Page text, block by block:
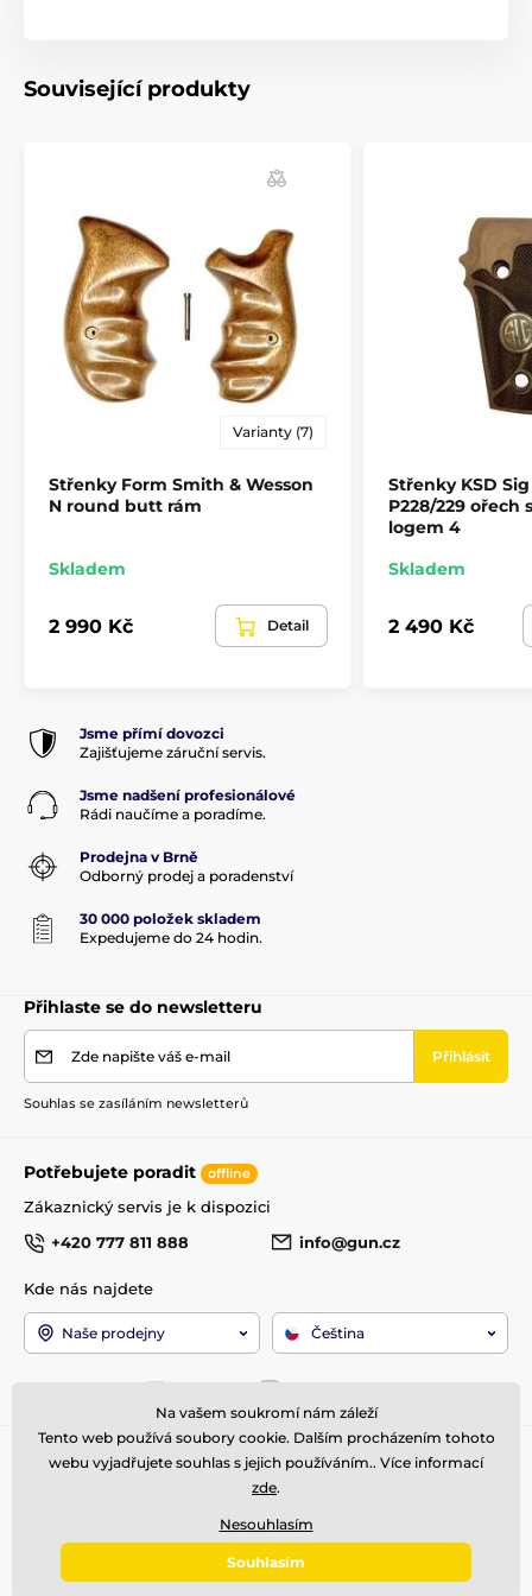
doplňky.
Produkt je zařazen v kategoriích
Příslušenství Pažby, pažbičky a střenky
Střenky pro pistole
Související produkty
Varianty (7)
Střenky Form Smith & Wesson
N round butt rám
Skladem
2 990 Kč Detail
Střenky KSD
P228/229 ořech
logem 4
Skladem
2 490 Kč
Jsme přímí dovozci
Zajišťujeme záruční servis.
Jsme nadšení profesionálové
Rádi naučíme a poradíme.
Prodejna v Brně
Odborný prodej a poradenství
30 000 položek skladem
Expedujeme do 24 hodin.
Přihlaste se do newsletteru
Zde napište váš e-mail Přihlásit
Souhlas se zasíláním newsletterů
Potřebujete poradit offline
Zákaznický servis je k dispozici
+420 777 811 888
info@gun.cz
Kde nás najdete
Naše prodejny Čeština
Pro zákazníky
Reklamace
Kontakty
Top kategorie
Zbraně
Optika
Příslušenství
Na vašem soukromí nám záleží
Tento web používá soubory cookie. Dalším procházením tohoto
webu vyjadřujete souhlas s jejich používáním.. Více informací
zde.
Nesouhlasím
Souhlasím